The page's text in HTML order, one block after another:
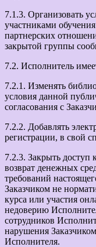
7.1.3. Организовать
участниками
партнерских
закрытой группы
7.2. Исполнитель
7.2.1. Изменять
условия данной
согласования с
7.2.2. Добавлять
регистрации, в свой
7.2.3. Закрыть доступ
возврат денежных
требований
Заказчиком не
курса или участия
недоверию
сотрудников
нарушения
Исполнителя.